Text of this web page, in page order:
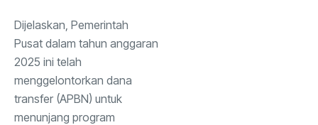
Dijelaskan, Pemerintah
Pusat dalam tahun anggaran
2025 ini telah
menggelontorkan dana
transfer (APBN) untuk
menunjang program